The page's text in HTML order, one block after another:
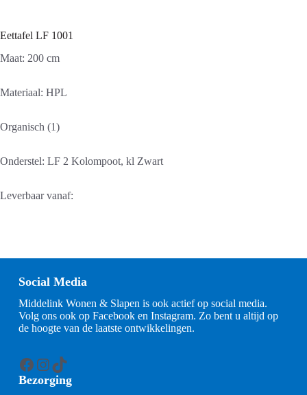
Eettafel LF 1001
Maat: 200 cm
Materiaal: HPL
Organisch (1)
Onderstel: LF 2 Kolompoot, kl Zwart
Leverbaar vanaf:
Social Media
Middelink Wonen & Slapen is ook actief op social media.
Volg ons ook op Facebook en Instagram. Zo bent u altijd op
de hoogte van de laatste ontwikkelingen.
Facebook
Instagram
TikTok
Bezorging